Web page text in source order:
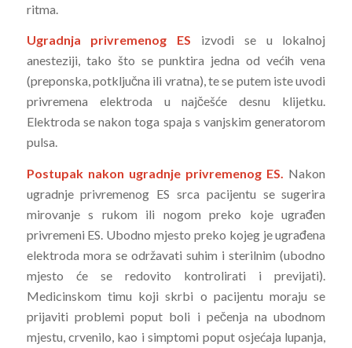
ritma.
Ugradnja privremenog ES izvodi se u lokalnoj
anesteziji, tako što se punktira jedna od većih vena
(preponska, potključna ili vratna), te se putem iste uvodi
privremena elektroda u najčešće desnu klijetku.
Elektroda se nakon toga spaja s vanjskim generatorom
pulsa.
Postupak nakon ugradnje privremenog ES.
Nakon
ugradnje privremenog ES srca pacijentu se sugerira
mirovanje s rukom ili nogom preko koje ugrađen
privremeni ES. Ubodno mjesto preko kojeg je ugrađena
elektroda mora se održavati suhim i sterilnim (ubodno
mjesto će se redovito kontrolirati i previjati).
Medicinskom timu koji skrbi o pacijentu moraju se
prijaviti problemi poput boli i pečenja na ubodnom
mjestu, crvenilo, kao i simptomi poput osjećaja lupanja,